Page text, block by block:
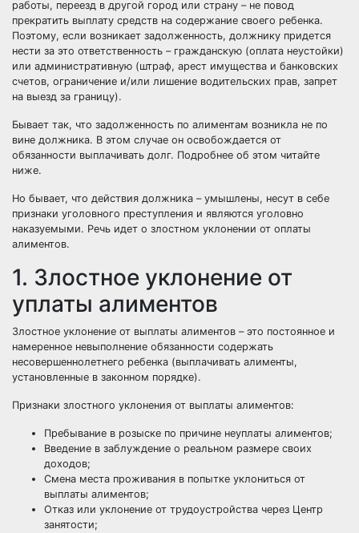
работы, переезд в другой город или страну – не повод
прекратить выплату средств на содержание своего ребенка.
Поэтому, если возникает задолженность, должнику придется
нести за это ответственность – гражданскую (оплата неустойки)
или административную (штраф, арест имущества и банковских
счетов, ограничение и/или лишение водительских прав, запрет
на выезд за границу).
Бывает так, что задолженность по алиментам возникла не по
вине должника. В этом случае он освобождается от
обязанности выплачивать долг. Подробнее об этом читайте
ниже.
Но бывает, что действия должника – умышлены, несут в себе
признаки уголовного преступления и являются уголовно
наказуемыми. Речь идет о злостном уклонении от оплаты
алиментов.
1. Злостное уклонение от
уплаты алиментов
Злостное уклонение от выплаты алиментов – это постоянное и
намеренное невыполнение обязанности содержать
несовершеннолетнего ребенка (выплачивать алименты,
установленные в законном порядке).
Признаки злостного уклонения от выплаты алиментов:
Пребывание в розыске по причине неуплаты алиментов;
Введение в заблуждение о реальном размере своих
доходов;
Смена места проживания в попытке уклониться от
выплаты алиментов;
Отказ или уклонение от трудоустройства через Центр
занятости;